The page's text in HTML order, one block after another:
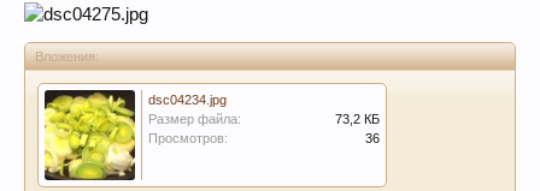
Вложения:
dsc04234.jpg
Размер файла:
73,2 КБ
Просмотров:
36